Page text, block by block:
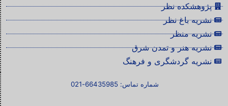
پژوهشکده نظر
نشریه باغ نظر
نشریه منظر
نشریه هنر و تمدن شرق
نشریه گردشگری و فرهنگ
شماره تماس: 66435985-021